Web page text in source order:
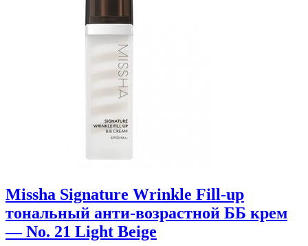
Missha Signature Wrinkle Fill-up
тональный анти-возрастной ББ крем
— No. 21 Light Beige